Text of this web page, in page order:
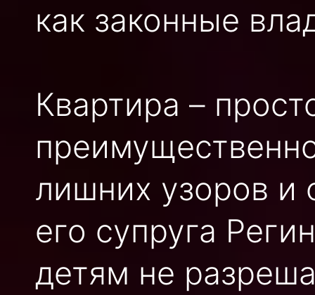
как законные
Квартира –
лишних узоров и
его супруга
детям не